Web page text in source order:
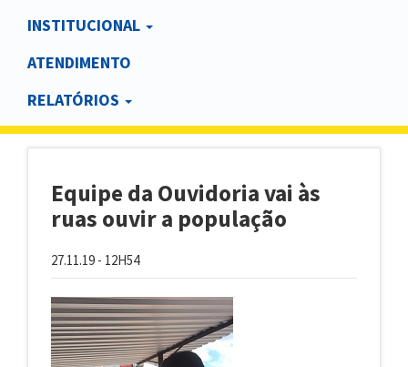
INSTITUCIONAL
ATENDIMENTO
RELATÓRIOS
Equipe da Ouvidoria vai às
ruas ouvir a população
27.11.19 - 12H54